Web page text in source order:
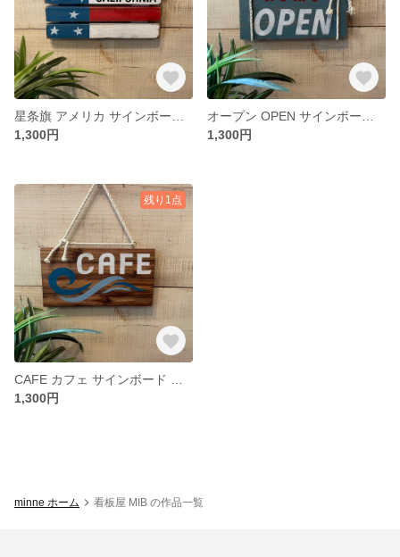
1,300円
1,300円
残り1点
1,300円
minne ホーム 看板屋 MIB の作品一覧